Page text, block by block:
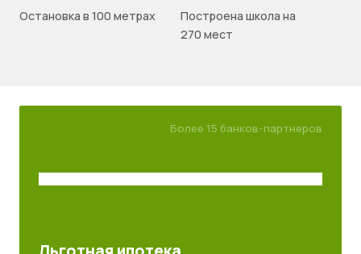
Остановка в 100 метрах
Построена школа на
270 мест
Более 15 банков-партнеров